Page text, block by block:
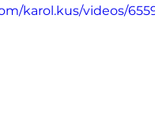
karol.kus/videos/